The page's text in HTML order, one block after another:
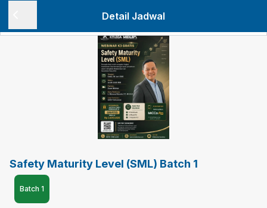
Detail Jadwal
Safety Maturity Level (SML) Batch 1
Batch 1